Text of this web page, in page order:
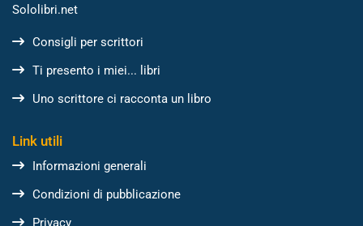
Sololibri.net
Consigli per scrittori
Ti presento i miei... libri
Uno scrittore ci racconta un libro
Link utili
Informazioni generali
Condizioni di pubblicazione
Privacy